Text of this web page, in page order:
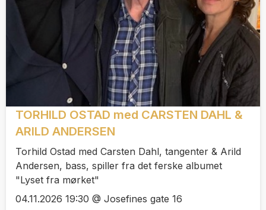
TORHILD OSTAD med CARSTEN DAHL &
ARILD ANDERSEN
Torhild Ostad med Carsten Dahl, tangenter & Arild
Andersen, bass, spiller fra det ferske albumet
"Lyset fra mørket"
04.11.2026 19:30 @ Josefines gate 16